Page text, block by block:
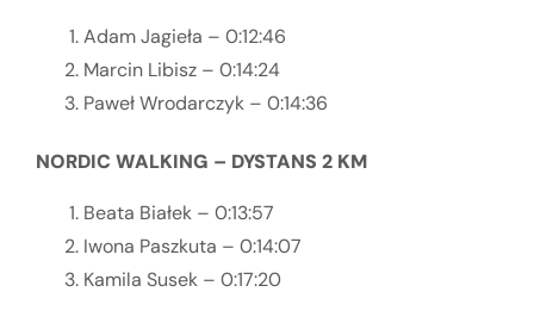
Adam Jagieła – 0:12:46
Marcin Libisz – 0:14:24
Paweł Wrodarczyk – 0:14:36
NORDIC WALKING – DYSTANS 2 KM
Beata Białek – 0:13:57
Iwona Paszkuta – 0:14:07
Kamila Susek – 0:17:20